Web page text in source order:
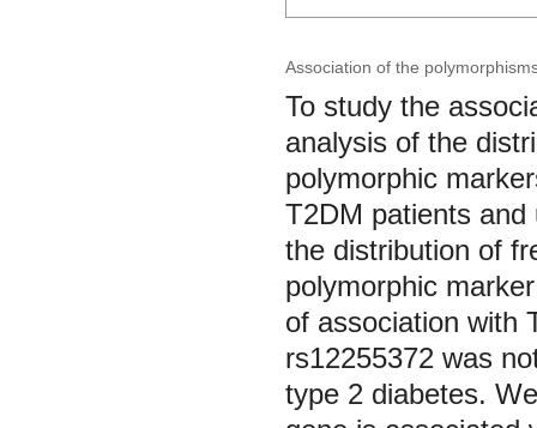
Association of the
To study the
analysis of the
polymorphic
T2DM patients and
the distribution of
polymorphic
of association with
rs12255372 was
type 2 diabetes.